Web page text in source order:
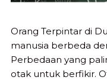
Orang Terpintar di
manusia berbeda
Perbedaan yang
otak untuk berfikir.